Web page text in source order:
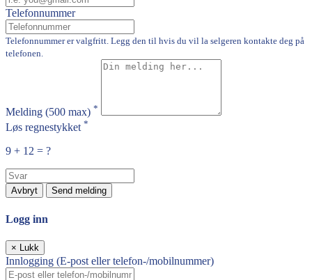
Telefonnummer
Telefonnummer er valgfritt. Legg den til hvis du vil la selgeren kontakte deg på
telefonen.
Melding (500 max) *
Løs regnestykket *
9 + 12 = ?
Avbryt Send melding
Logg inn
× Lukk
Innlogging (E-post eller telefon-/mobilnummer)